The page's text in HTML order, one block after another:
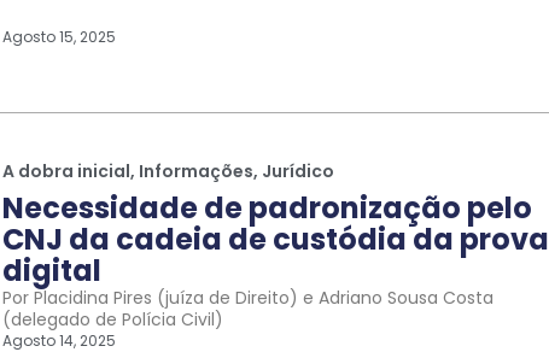
Agosto 15, 2025
A dobra inicial, Informações, Jurídico
Necessidade de padronização pelo
CNJ da cadeia de custódia da prova
digital
Por Placidina Pires (juíza de Direito) e Adriano Sousa Costa
(delegado de Polícia Civil)
Agosto 14, 2025